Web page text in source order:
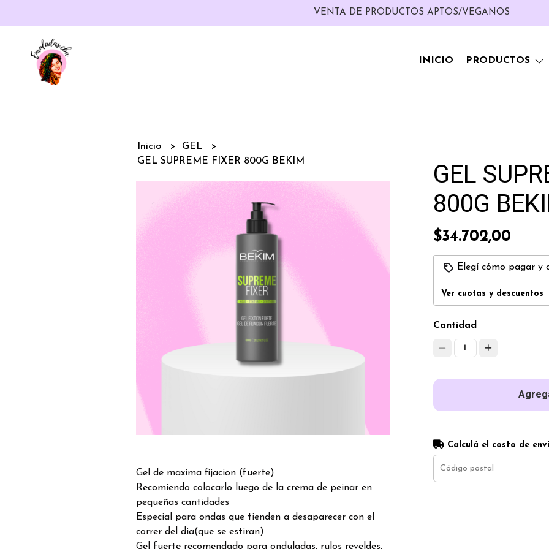
VENTA DE PRODUCTOS APTOS/VEGANOS
INICIO PRODUCTOS
Inicio
GEL
GEL SUPREME FIXER 800G BEKIM
Gel de maxima fijacion (fuerte)
Recomiendo colocarlo luego de la crema de peinar en
pequeñas cantidades
Especial para ondas que tienden a desaparecer con el
correr del dia(que se estiran)
Gel fuerte recomendado para onduladas, rulos reveldes,
GEL
800G
$34.702,00
Elegí cómo pagar y
Ver cuotas y descuentos
Cantidad
1
Calculá el costo de